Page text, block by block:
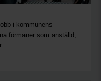
i kommunens
förmåner som anställd,